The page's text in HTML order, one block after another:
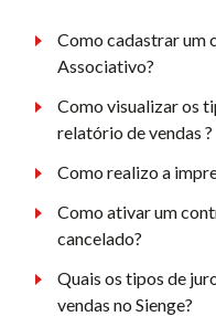
Como cadastrar um
Associativo?
Como visualizar os
relatório de vendas ?
Como realizo a
Como ativar um
cancelado?
Quais os tipos de
vendas no Sienge?